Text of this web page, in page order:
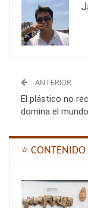
ANTERIOR
El plástico no
domina el mundo
⭐